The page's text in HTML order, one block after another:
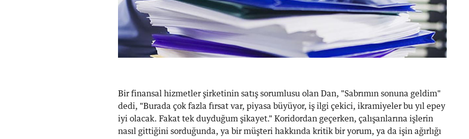
Bir finansal hizmetler şirketinin satış sorumlusu olan Dan, "Sabrımın sonuna geldim"
dedi, "Burada çok fazla fırsat var, piyasa büyüyor, iş ilgi çekici, ikramiyeler bu yıl epey
iyi olacak. Fakat tek duyduğum şikayet." Koridordan geçerken, çalışanlarına işlerin
nasıl gittiğini sorduğunda, ya bir müşteri hakkında kritik bir yorum, ya da işin ağırlığı